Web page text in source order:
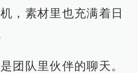
，素材里也充满着日
团队里伙伴的聊天。